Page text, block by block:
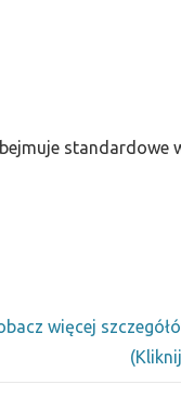
standardowe
więcej